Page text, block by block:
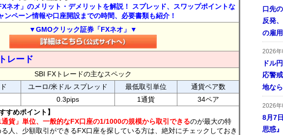
ネオ」のメリット・デメリットを解説！ スプレッド、スワップポイントな
ンペーン情報や口座開設までの時間、必要書類も紹介！
▼GMOクリック証券「FXネオ」▼
レード
SBI FXトレードの主なスペック
ユーロ/米ドル スプレッド 最低取引単位
通貨ペア数
0.3pips 1通貨
34ペア
すめポイント】
1通貨」単位、一般的なFX口座の1/1000の規模から取引できるのが最大の特
人、少額取引ができるFX口座を探している方は、絶対にチェックしておき
口先
反発
の雇
2026年
ドル
応警
地な
2026年
8月7
思惑